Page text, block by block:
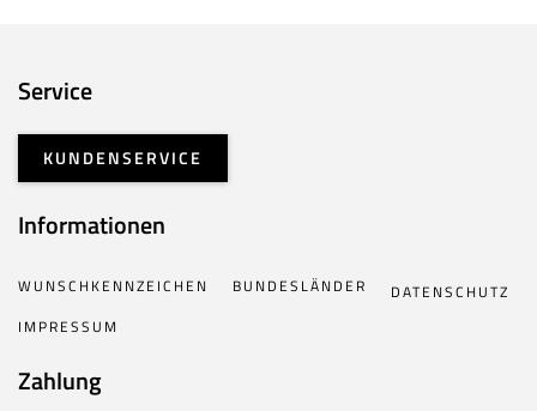
Service
KUNDENSERVICE
Informationen
WUNSCHKENNZEICHEN BUNDESLÄNDER
DATENSCHUTZ
IMPRESSUM
Zahlung